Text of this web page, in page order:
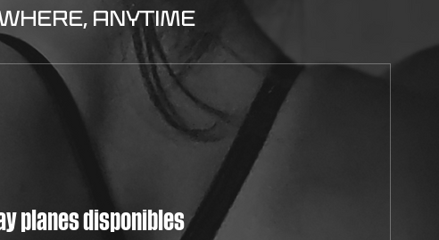
ANYTIME
planes disponibles